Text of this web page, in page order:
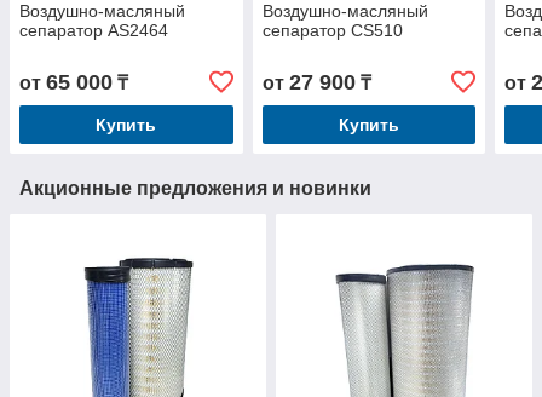
Воздушно-масляный
сепаратор AS2464
от 65 000 ₸
Купить
Воздушно-масляный
сепаратор CS510
от 27 900₸
Купить
от
Акционные предложения и новинки